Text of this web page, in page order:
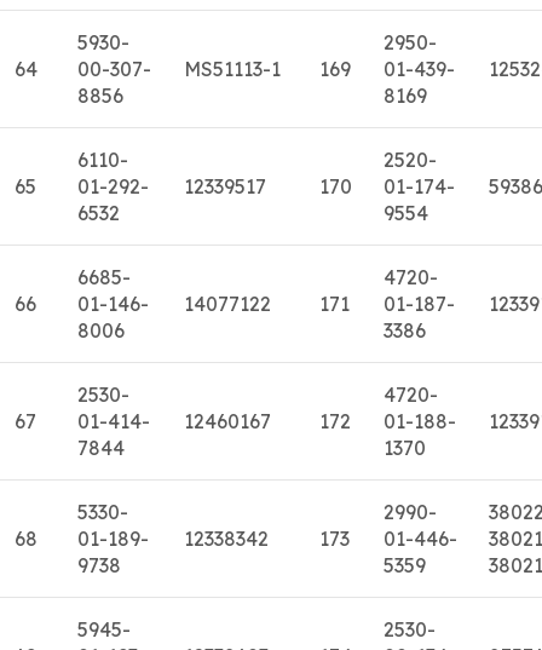
64
5930-
00-307-
8856
MS51113-1 169
2950-
01-439-
8169
65
6110-
01-292-
6532
12339517 170
2520-
01-174-
9554
66
6685-
01-146-
8006
14077122 171
4720-
01-187-
3386
67
2530-
01-414-
7844
12460167 172
4720-
01-188-
1370
68
5330-
01-189-
9738
12338342 173
2990-
01-446-
5359
5945-
2530-